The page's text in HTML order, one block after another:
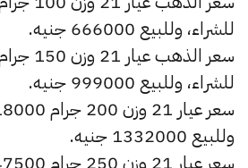
للشراء، وللبيع 666000 جنيه.
للشراء، وللبيع 999000 جنيه.
وللبيع 1332000 جنيه.